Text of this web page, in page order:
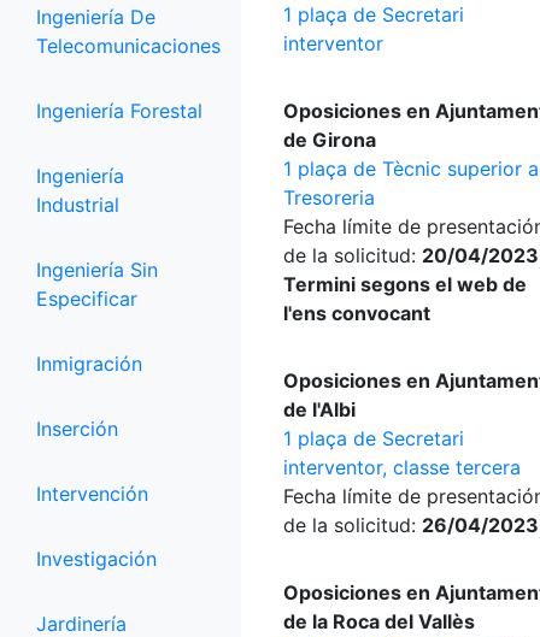
Ingeniería De
Telecomunicaciones
Ingeniería Forestal
Ingeniería
Industrial
Ingeniería Sin
Especificar
Inmigración
Inserción
Intervención
Investigación
Jardinería
1 plaça de Secretari
interventor
Oposiciones en
de Girona
1 plaça de Tècnic superior a
Tresoreria
Fecha límite de
de la solicitud: 20/04/
Termini segons el web de
l'ens convocant
Oposiciones en
de l'Albi
1 plaça de Secretari
interventor, classe tercera
Fecha límite de
de la solicitud: 26/04/2023
Oposiciones en
de la Roca del Vallès